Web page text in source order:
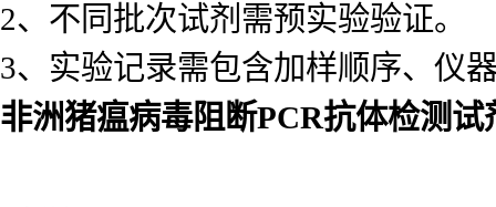
2、不同批次试剂需预实验验证。
3、实验记录需包含加样顺序、仪
非洲猪瘟病毒阻断PCR抗体检测试